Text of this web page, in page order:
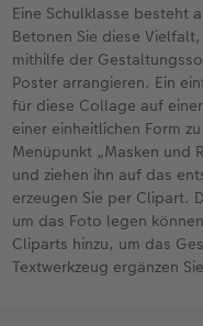
Eine Schulklasse besteht
Betonen Sie diese
mithilfe der
Poster arrangieren. Ein
für diese Collage auf einer
einer einheitlichen Form
Menüpunkt „Masken und
und ziehen ihn auf das
erzeugen Sie per Clipart.
um das Foto legen
Cliparts hinzu, um das
Textwerkzeug ergänzen